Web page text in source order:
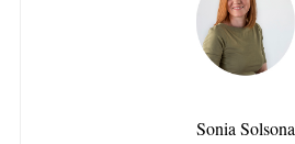
Sonia Solsona